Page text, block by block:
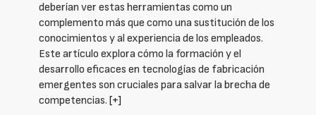
deberían ver estas herramientas como un
complemento más que como una sustitución de los
conocimientos y al experiencia de los empleados.
Este artículo explora cómo la formación y el
desarrollo eficaces en tecnologías de fabricación
emergentes son cruciales para salvar la brecha de
competencias. [+]